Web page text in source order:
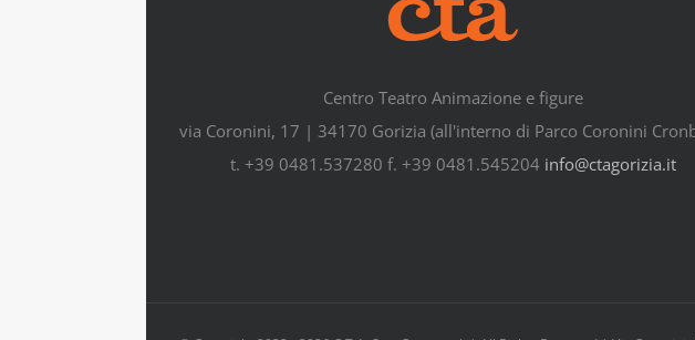
Centro Teatro Animazione e figure
via Coronini, 17 | 34170 Gorizia (all'interno di Parco Coronini
t. +39 0481.537280 f. +39 0481.545204 info@ctagorizia.it